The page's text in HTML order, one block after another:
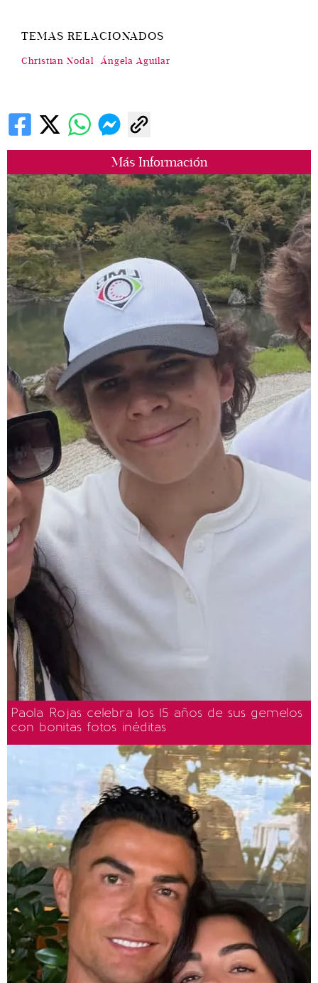
Más Información
Paola Rojas celebra los 15 años de sus gemelos
con bonitas fotos inéditas
TEMAS RELACIONADOS
Christian Nodal Ángela Aguilar